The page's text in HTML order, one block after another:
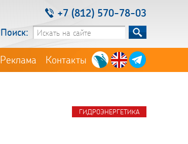
+7 (812) 570-78-03
Поиск:
Реклама Контакты
ГИДРОЭНЕРГЕТИКА